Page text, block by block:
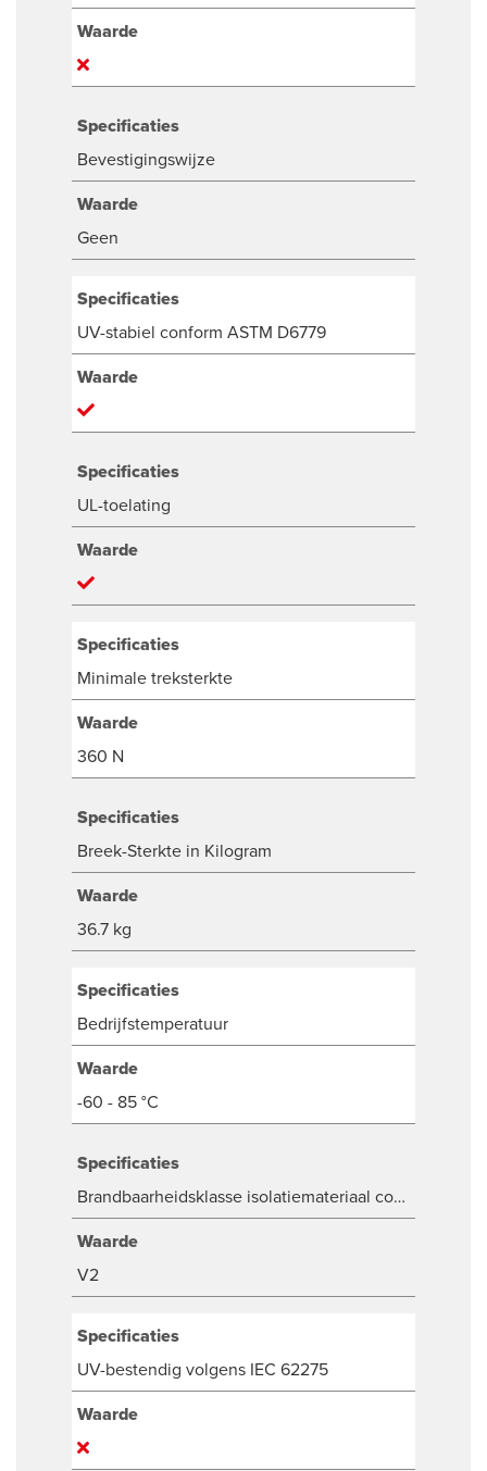
Waarde
Specificaties
Bevestigingswijze
Waarde
Geen
Specificaties
UV-stabiel conform ASTM D6779
Waarde
Specificaties
UL-toelating
Waarde
Specificaties
Minimale treksterkte
Waarde
360 N
Specificaties
Breek-Sterkte in Kilogram
Waarde
36.7 kg
Specificaties
Bedrijfstemperatuur
Waarde
-60 - 85 °C
Specificaties
Brandbaarheidsklasse isolatiemateriaal conform UL 94
Waarde
V2
Specificaties
UV-bestendig volgens IEC 62275
Waarde